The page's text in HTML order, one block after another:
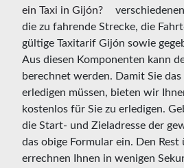
die zu fahrende Strecke, die
gültige Taxitarif Gijón sowie
Aus diesen Komponenten kann
berechnet werden. Damit Sie
erledigen müssen, bieten wir
kostenlos für Sie zu erledigen.
die Start- und Zieladresse der
das obige Formular ein. Den
errechnen Ihnen in wenigen